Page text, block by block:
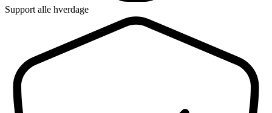
Support alle hverdage